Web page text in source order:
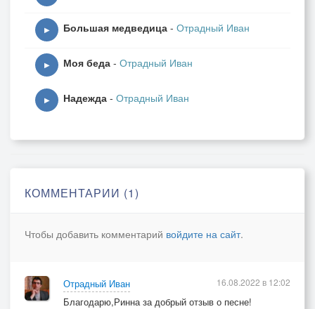
▶ Большая медведица - Отрадный Иван
▶ Моя беда - Отрадный Иван
▶ Надежда - Отрадный Иван
КОММЕНТАРИИ (1)
Чтобы добавить комментарий войдите на сайт.
Отрадный Иван
Благодарю,Ринна за добрый отзыв о песне!
16.08.2022 в 12:02